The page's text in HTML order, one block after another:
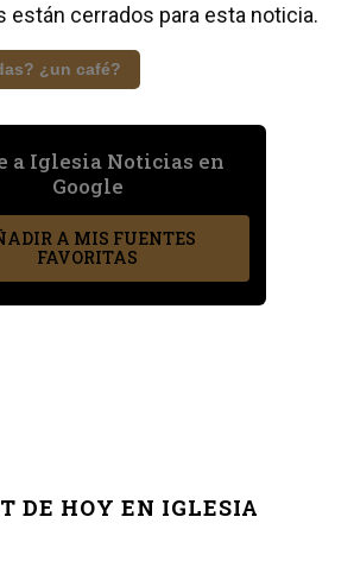
están cerrados para esta noticia.
¿un café?
a Iglesia Noticias en
Google
A MIS FUENTES
FAVORITAS
DE HOY EN IGLESIA